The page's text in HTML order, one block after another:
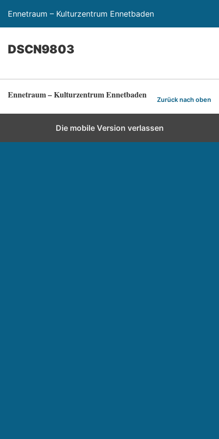
Ennetraum – Kulturzentrum Ennetbaden
DSCN9803
Ennetraum – Kulturzentrum Ennetbaden Zurück nach oben
Die mobile Version verlassen